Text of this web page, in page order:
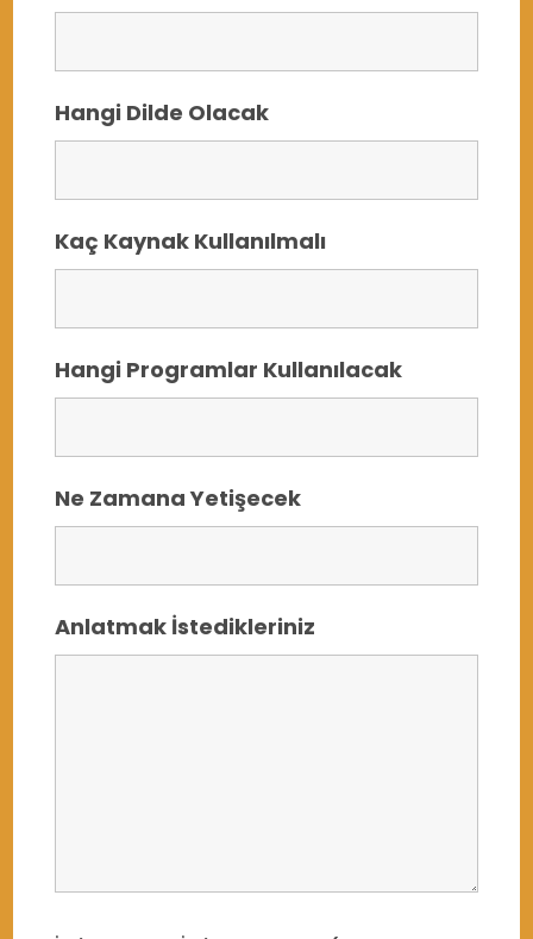
Hangi Dilde Olacak
Kaç Kaynak Kullanılmalı
Hangi Programlar Kullanılacak
Ne Zamana Yetişecek
Anlatmak İstedikleriniz